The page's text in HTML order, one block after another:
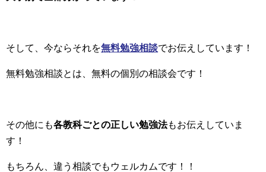
そして、今ならそれを無料勉強相談でお伝えしています！
無料勉強相談とは、無料の個別の相談会です！
その他にも各教科ごとの正しい勉強法もお伝えしていま
す！
もちろん、違う相談でもウェルカムです！！